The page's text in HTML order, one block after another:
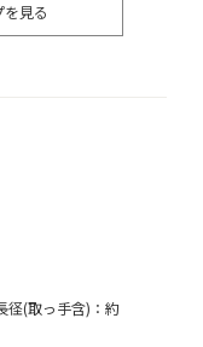
見る
径(取っ手含)：約